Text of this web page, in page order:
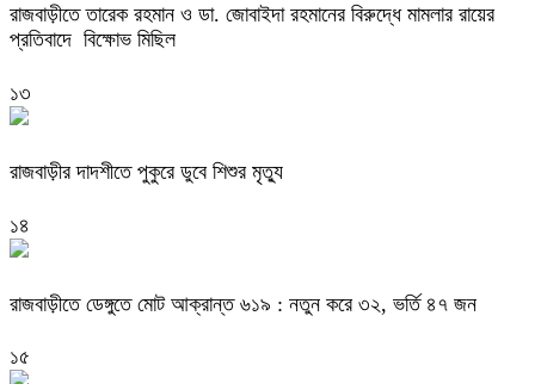
রাজবাড়ীতে তারেক রহমান ও ডা. জোবাইদা রহমানের বিরুদ্ধে মামলার রায়ের
প্রতিবাদে বিক্ষোভ মিছিল
১৩
রাজবাড়ীর দাদশীতে পুকুরে ডুবে শিশুর মৃত্যু
১৪
রাজবাড়ীতে ডেঙ্গুতে মোট আক্রান্ত ৬১৯ : নতুন করে ৩২, ভর্তি ৪৭ জন
১৫